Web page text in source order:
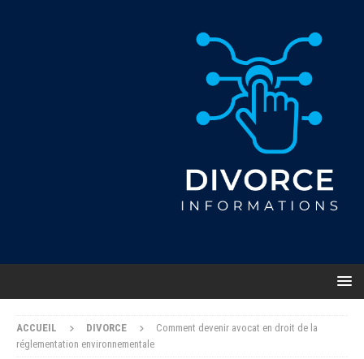
ACCUEIL DIVORCE
Comment devenir avocat en droit de la
réglementation environnementale